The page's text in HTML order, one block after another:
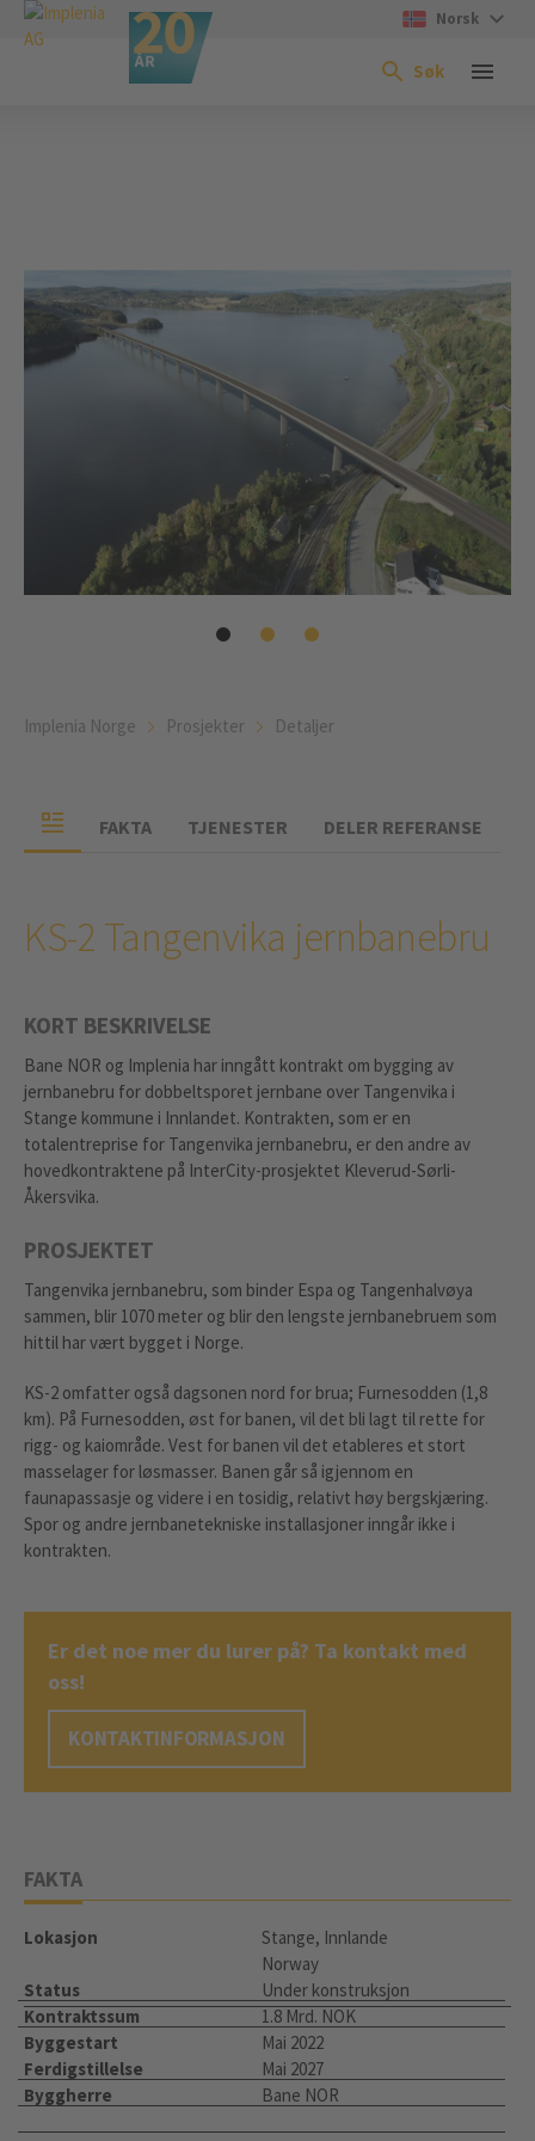
Norsk
Søk
Implenia Norge Prosjekter Detaljer
FAKTA TJENESTER DELER REFERANSE
KS-2 Tangenvika jernbanebru
KORT BESKRIVELSE
Bane NOR og Implenia har inngått kontrakt om bygging av
jernbanebru for dobbeltsporet jernbane over Tangenvika i
Stange kommune i Innlandet. Kontrakten, som er en
totalentreprise for Tangenvika jernbanebru, er den andre av
hovedkontraktene på InterCity-prosjektet Kleverud-Sørli-
Åkersvika.
PROSJEKTET
Tangenvika jernbanebru, som binder Espa og Tangenhalvøya
sammen, blir 1070 meter og blir den lengste jernbanebruem som
hittil har vært bygget i Norge.
KS-2 omfatter også dagsonen nord for brua; Furnesodden (1,8
km). På Furnesodden, øst for banen, vil det bli lagt til rette for
rigg- og kaiområde. Vest for banen vil det etableres et stort
masselager for løsmasser. Banen går så igjennom en
faunapassasje og videre i en tosidig, relativt høy bergskjæring.
Spor og andre jernbanetekniske installasjoner inngår ikke i
kontrakten.
Er det noe mer du lurer på? Ta kontakt med
oss!
KONTAKTINFORMASJON
FAKTA
Lokasjon
Stange, Innlande
Norway
Status
Under konstruksjon
Kontraktssum
1.8 Mrd. NOK
Byggestart
Mai 2022
Ferdigstillelse
Mai 2027
Byggherre
Bane NOR